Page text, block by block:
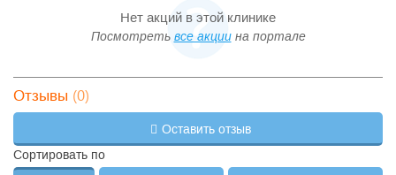
Нет акций в этой клинике
Посмотреть все акциина портале
Отзывы (0)
Оставить отзыв
Сортировать по